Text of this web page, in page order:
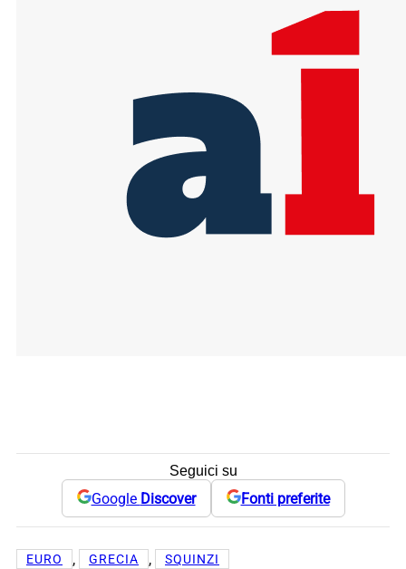
Seguici su
Google Discover Fonti preferite
EURO , GRECIA , SQUINZI